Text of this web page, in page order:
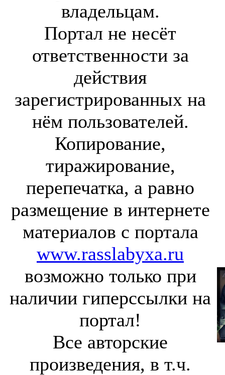
владельцам.
Портал не несёт
ответственности за
действия
зарегистрированных на
нём пользователей.
Копирование,
тиражирование,
перепечатка, а равно
размещение в интернете
материалов с портала
www.rasslabyxa.ru
возможно только при
наличии гиперссылки на
портал!
Все авторские
произведения, в т.ч.